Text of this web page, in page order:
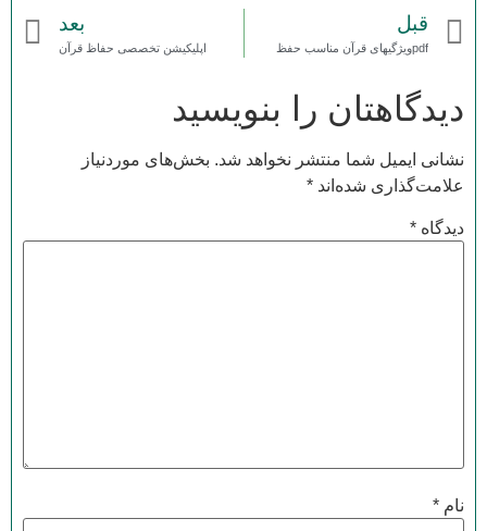
قبل
pdfویژگیهای قرآن مناسب حفظ
بعد
اپلیکیشن تخصصی حفاظ قرآن
دیدگاهتان را بنویسید
نشانی ایمیل شما منتشر نخواهد شد. بخش‌های موردنیاز
علامت‌گذاری شده‌اند *
دیدگاه *
نام *